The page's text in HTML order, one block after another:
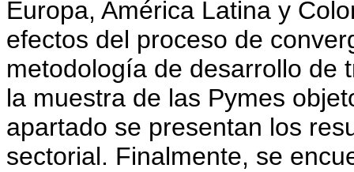
Europa, América Latina y
efectos del proceso de
metodología de desarrollo de
la muestra de las Pymes
apartado se presentan los
sectorial. Finalmente, se